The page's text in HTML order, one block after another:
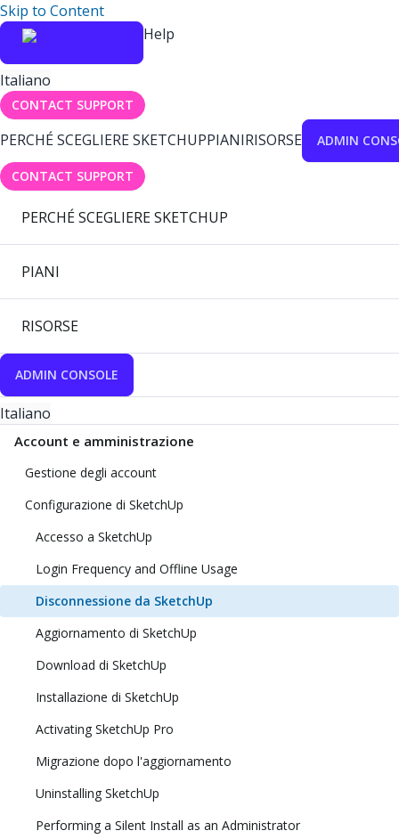
Skip to Content
Help
Italiano
CONTACT SUPPORT
PERCHÉ SCEGLIERE SKETCHUPPIANIRISORSE ADMIN
CONTACT SUPPORT
PERCHÉ SCEGLIERE SKETCHUP
PIANI
RISORSE
ADMIN CONSOLE
Italiano
Account e amministrazione
Gestione degli account
Configurazione di SketchUp
Accesso a SketchUp
Login Frequency and Offline Usage
Disconnessione da SketchUp
Aggiornamento di SketchUp
Download di SketchUp
Installazione di SketchUp
Activating SketchUp Pro
Migrazione dopo l'aggiornamento
Uninstalling SketchUp
Performing a Silent Install as an Administrator